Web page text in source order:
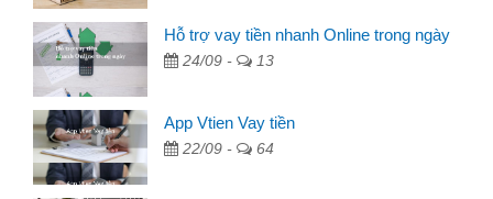
Hỗ trợ vay tiền nhanh Online trong ngày
24/09 - 13
App Vtien Vay tiền
22/09 - 64